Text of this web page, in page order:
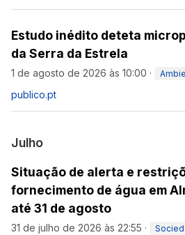
Estudo inédito deteta
da Serra da Estrela
1 de agosto de 2026 às 10:00 ·
publico.pt
Julho
Situação de alerta e
fornecimento de água em
até 31 de agosto
31 de julho de 2026 às 22:55 ·